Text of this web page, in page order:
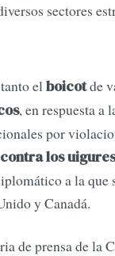
sectores
elboicotde
, en respuesta a
por
los uigures
a la que
y Canadá.
de prensa de la